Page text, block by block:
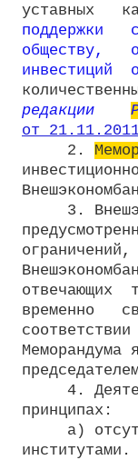
уставных
поддержки
обществу,
инвестиций
редакции
от
     2.
3.
отвечающих
временно
Меморандума
4.
принципах:
а)